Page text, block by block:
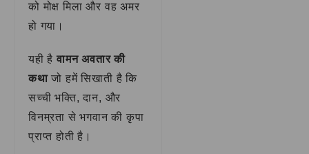
को मोक्ष मिला और वह अमर
हो गया।
यही है वामन अवतार की
कथाजो हमें सिखाती है कि
सच्ची भक्ति, दान, और
विनम्रता से भगवान की कृपा
प्राप्त होती है।